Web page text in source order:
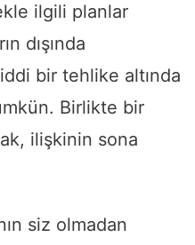
ilgili planlar
dışında
bir tehlike altında
Birlikte bir
ilişkinin sona
siz olmadan